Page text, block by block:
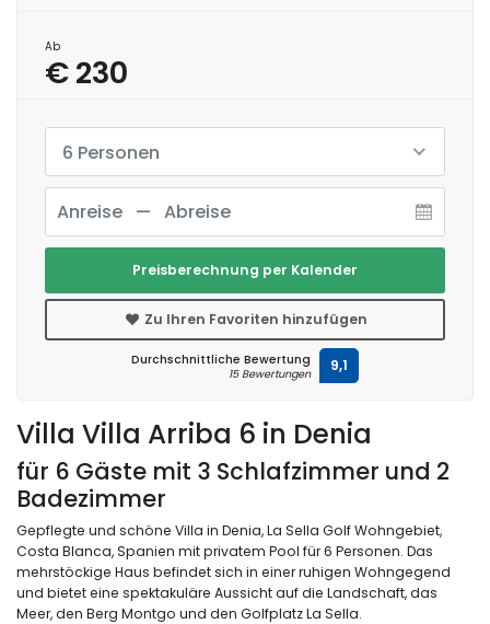
Villa Villa Arriba 6 in Denia
für 6 Gäste mit 3 Schlafzimmer und 2
Badezimmer
Gepflegte und schöne Villa in Denia, La Sella Golf Wohngebiet,
Costa Blanca, Spanien mit privatem Pool für 6 Personen. Das
mehrstöckige Haus befindet sich in einer ruhigen Wohngegend
und bietet eine spektakuläre Aussicht auf die Landschaft, das
Meer, den Berg Montgo und den Golfplatz La Sella.
Ab
€ 230
6 Personen
Preisberechnung per Kalender
Zu Ihren Favoriten hinzufügen
Durchschnittliche Bewertung
15 Bewertungen 9,1